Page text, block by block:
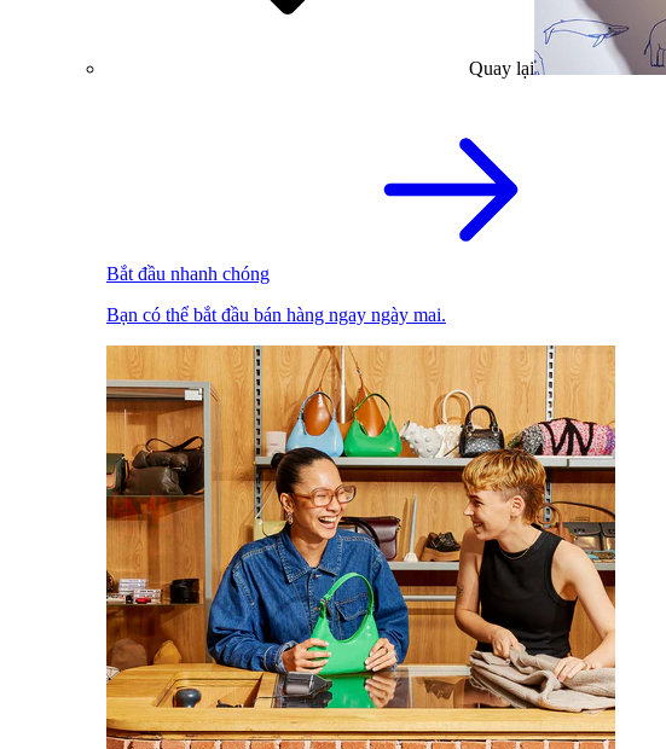
Quay lại
Bắt đầu nhanh chóng
Bạn có thể bắt đầu bán hàng ngay ngày mai.